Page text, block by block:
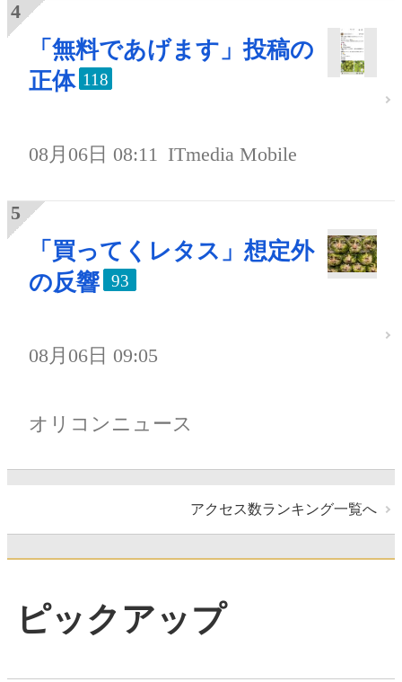
「無料であげます」投稿の
正体 118
08月06日 08:11 ITmedia Mobile
「買ってくレタス」想定外
の反響
93
08月06日 09:05
オリコンニュース
アクセス数ランキング一覧へ
ピックアップ